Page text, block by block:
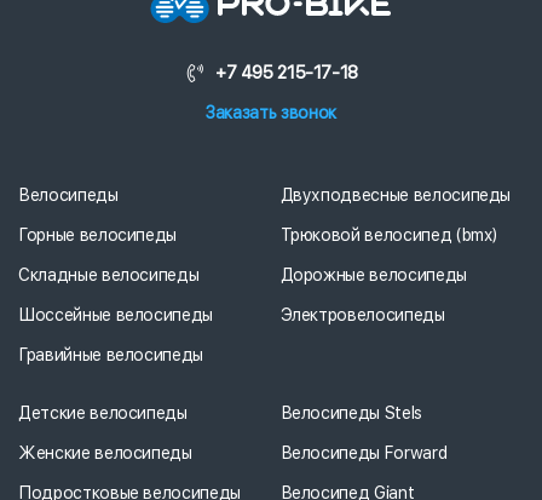
+7 495 215-17-18
Заказать звонок
Велосипеды
Горные велосипеды
Складные велосипеды
Шоссейные велосипеды
Гравийные велосипеды
Двухподвесные велосипеды
Трюковой велосипед (bmx)
Дорожные велосипеды
Электровелосипеды
Детские велосипеды
Женские велосипеды
Подростковые велосипеды
Велосипеды Stels
Велосипеды Forward
Велосипед Giant